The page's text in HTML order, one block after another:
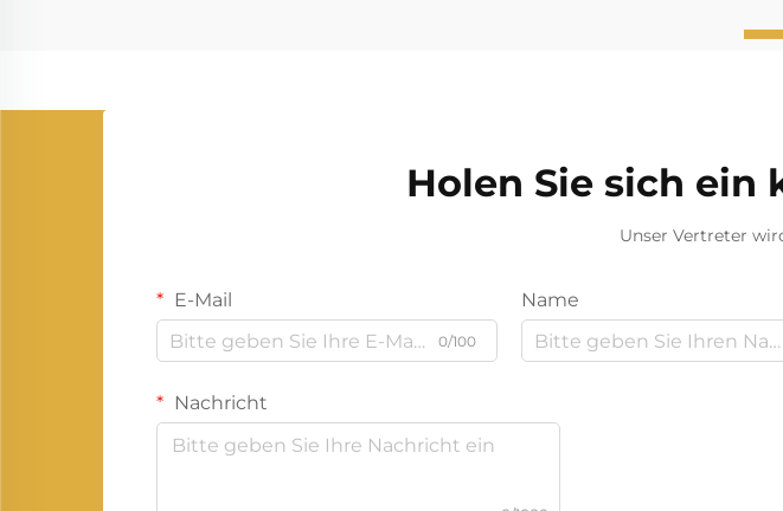
Holen Sie sich ein
Unser Vertreter
E-Mail
0/100
Name
Nachricht